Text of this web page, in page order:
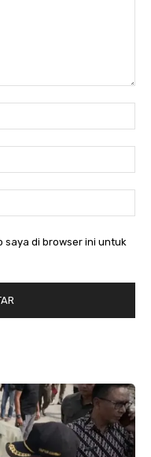
saya di browser ini untuk